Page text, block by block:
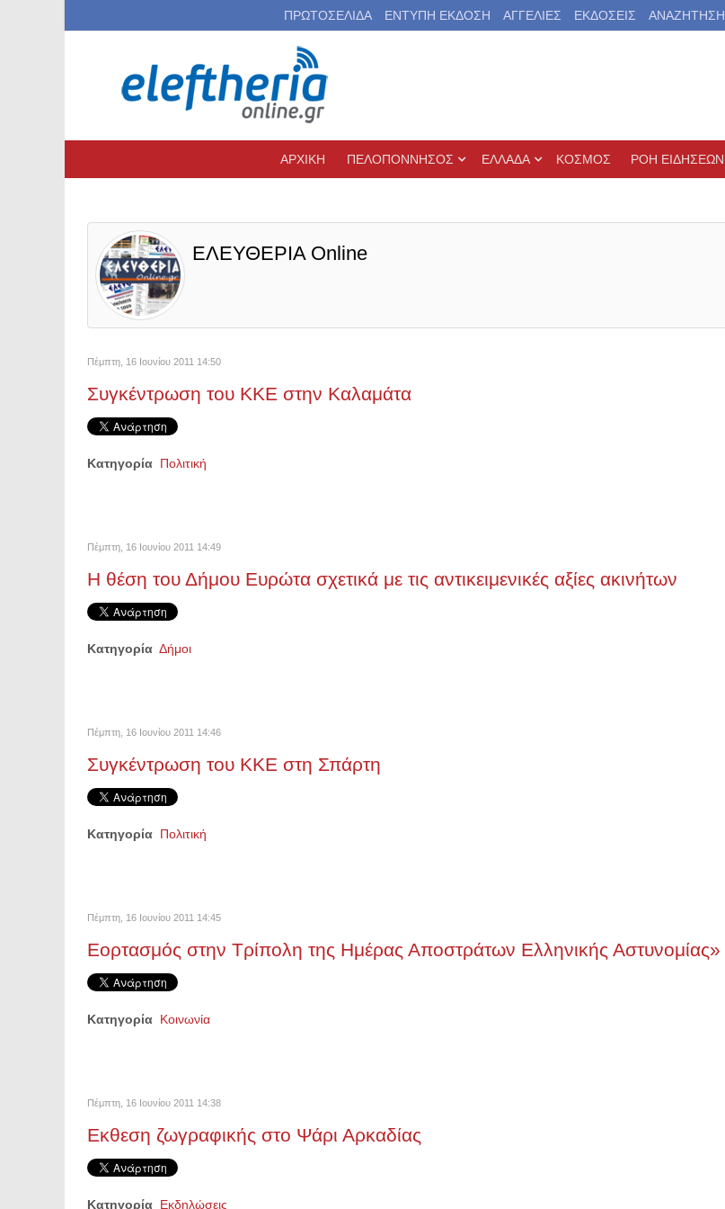
ΠΡΩΤΟΣΕΛΙΔΑ ΕΝΤΥΠΗ ΕΚΔΟΣΗ ΑΓΓΕΛΙΕΣ ΕΚΔΟΣΕΙΣ ΑΝΑΖΗΤΗΣΗ
ΑΡΧΙΚΗ ΠΕΛΟΠΟΝΝΗΣΟΣ ΕΛΛΑΔΑ ΚΟΣΜΟΣ ΡΟΗ ΕΙΔΗΣΕΩΝ
ΕΛΕΥΘΕΡΙΑ Online
Πέμπτη, 16 Ιουνίου 2011 14:50
Συγκέντρωση του ΚΚΕ στην Καλαμάτα
Κατηγορία Πολιτική
Πέμπτη, 16 Ιουνίου 2011 14:49
Η θέση του Δήμου Ευρώτα σχετικά με τις αντικειμενικές αξίες ακινήτων
Κατηγορία Δήμοι
Πέμπτη, 16 Ιουνίου 2011 14:46
Συγκέντρωση του ΚΚΕ στη Σπάρτη
Κατηγορία Πολιτική
Πέμπτη, 16 Ιουνίου 2011 14:45
Εορτασμός στην Τρίπολη της Ημέρας Αποστράτων Ελληνικής Αστυνομίας»
Κατηγορία Κοινωνία
Πέμπτη, 16 Ιουνίου 2011 14:38
Εκθεση ζωγραφικής στο Ψάρι Αρκαδίας
Κατηγορία Εκδηλώσεις